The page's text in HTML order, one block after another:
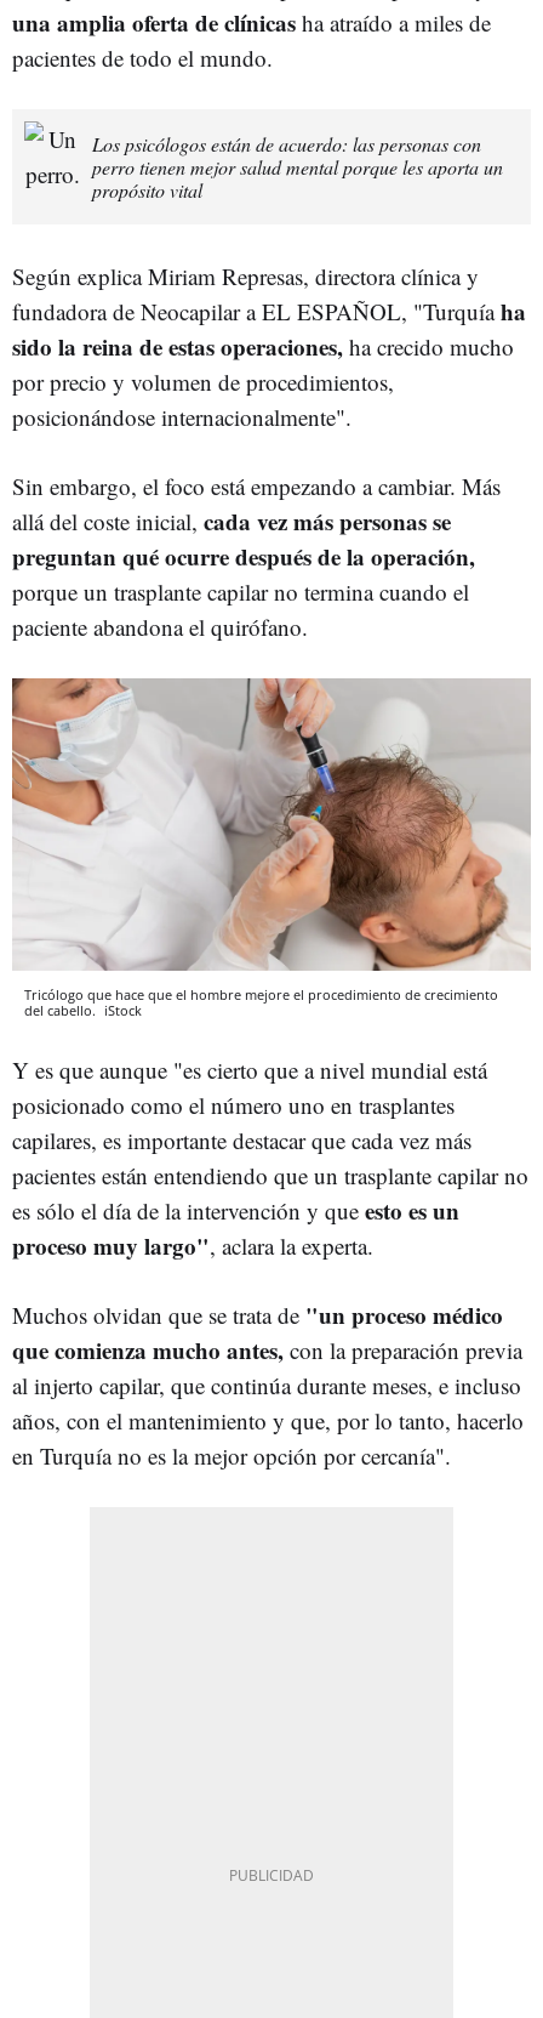
una amplia oferta de clínicas ha atraído a miles de
pacientes de todo el mundo.
Los psicólogos están de acuerdo: las personas con
perro tienen mejor salud mental porque les aporta un
propósito vital
Según explica Miriam Represas, directora clínica y
fundadora de Neocapilar a EL ESPAÑOL, "Turquíaha
sido la reina de estas operaciones, ha crecido mucho
por precio y volumen de procedimientos,
posicionándose internacionalmente".
Sin embargo, el foco está empezando a cambiar. Más
allá del coste inicial, cada vez más personas se
preguntan qué ocurre después de la operación,
porque un trasplante capilar no termina cuando el
paciente abandona el quirófano.
Tricólogo que hace que el hombre mejore el procedimiento de crecimiento
del cabello. iStock
Y es que aunque "es cierto que a nivel mundial está
posicionado como el número uno en trasplantes
capilares, es importante destacar que cada vez más
pacientes están entendiendo que un trasplante capilar no
es sólo el día de la intervención y que esto es un
proceso muy largo", aclara la experta.
Muchos olvidan que se trata de "un proceso médico
que comienza mucho antes, con la preparación previa
al injerto capilar, que continúa durante meses, e incluso
años, con el mantenimiento y que, por lo tanto, hacerlo
en Turquía no es la mejor opción por cercanía".